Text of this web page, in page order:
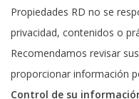
Propiedades RD no se
privacidad, contenidos o
Recomendamos revisar
proporcionar información
Control de su